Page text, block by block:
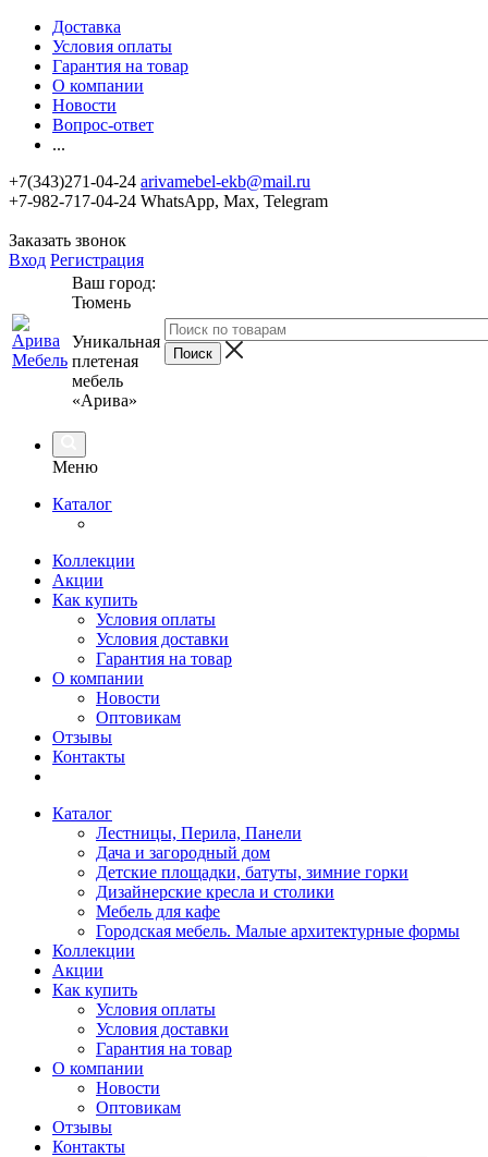
Доставка
Условия оплаты
Гарантия на товар
О компании
Новости
Вопрос-ответ
...
+7(343)271-04-24 arivamebel-ekb@mail.ru
+7-982-717-04-24 WhatsApp, Max, Telegram
Заказать звонок
Вход Регистрация
Ваш город:
Тюмень
Уникальная
плетеная
мебель
«Арива»
Меню
Каталог
Коллекции
Акции
Как купить
Условия оплаты
Условия доставки
Гарантия на товар
О компании
Новости
Оптовикам
Отзывы
Контакты
Каталог
Лестницы, Перила, Панели
Дача и загородный дом
Детские площадки, батуты, зимние горки
Дизайнерские кресла и столики
Мебель для кафе
Городская мебель. Малые архитектурные формы
Коллекции
Акции
Как купить
Условия оплаты
Условия доставки
Гарантия на товар
О компании
Новости
Оптовикам
Отзывы
Контакты